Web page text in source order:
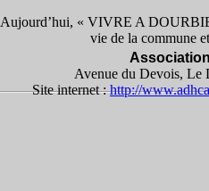
Aujourd’hui, « VIVRE A
vie de la commune
Avenue du Devois, Le
Site internet :http://